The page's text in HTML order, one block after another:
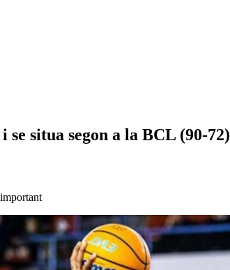
situa segon a la BCL (90-72)